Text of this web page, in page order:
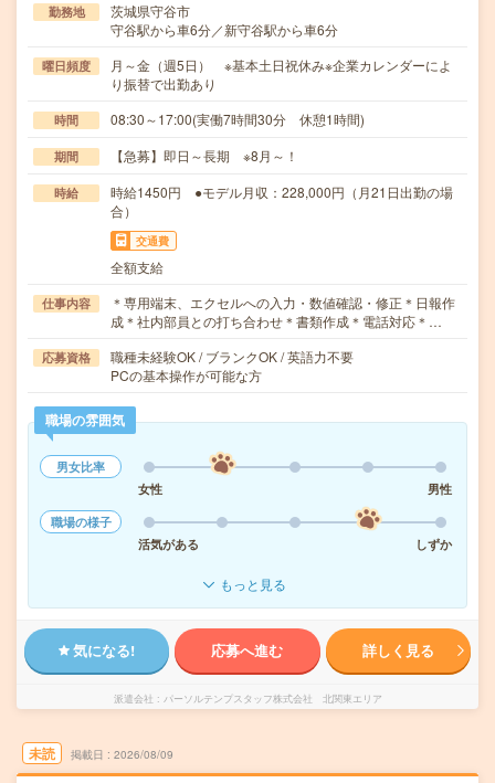
勤務地
茨城県守谷市
守谷駅から車6分／新守谷駅から車6分
曜日頻度
月～金（週5日） ※基本土日祝休み※企業カレンダーによ
り振替で出勤あり
時間 08:30～17:00(実働7時間30分 休憩1時間)
期間 【急募】即日～長期 ※8月～！
時給
時給1450円 ●モデル月収：228,000円（月21日出勤の場
合）
交通費
全額支給
仕事内容
＊専用端末、エクセルへの入力・数値確認・修正＊日報作
成＊社内部員との打ち合わせ＊書類作成＊電話対応＊…
応募資格
職種未経験OK / ブランクOK / 英語力不要
PCの基本操作が可能な方
職場の雰囲気
男女比率
女性
男性
職場の様子
活気がある
しずか
もっと見る
気になる! 応募へ進む 詳しく見る
派遣会社 パーソルテンプスタッフ株式会社 北関東エリア
未読 掲載日 2026/08/09